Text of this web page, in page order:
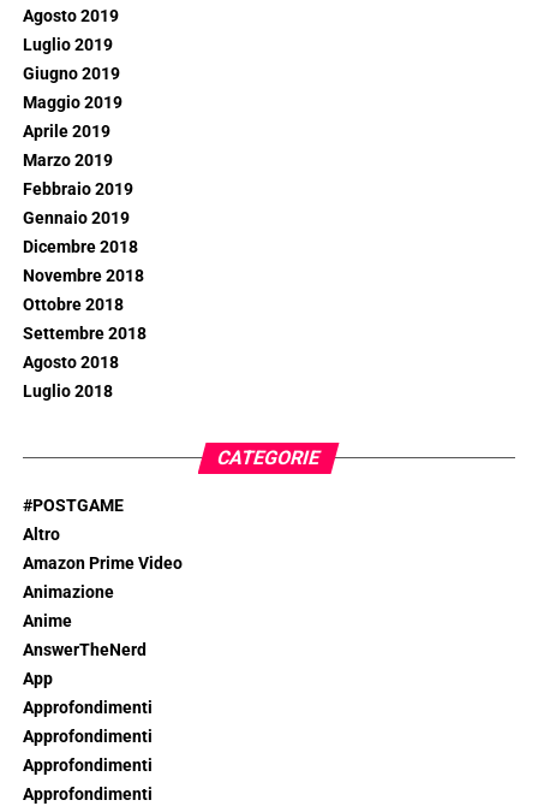
Agosto 2019
Luglio 2019
Giugno 2019
Maggio 2019
Aprile 2019
Marzo 2019
Febbraio 2019
Gennaio 2019
Dicembre 2018
Novembre 2018
Ottobre 2018
Settembre 2018
Agosto 2018
Luglio 2018
CATEGORIE
#POSTGAME
Altro
Amazon Prime Video
Animazione
Anime
AnswerTheNerd
App
Approfondimenti
Approfondimenti
Approfondimenti
Approfondimenti